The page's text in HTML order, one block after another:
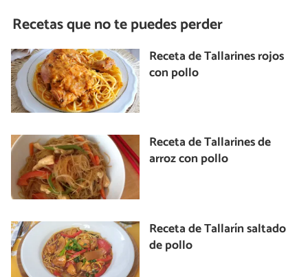
Recetas que no te puedes perder
Receta de Tallarines rojos
con pollo
Receta de Tallarines de
arroz con pollo
Receta de Tallarín saltado
de pollo